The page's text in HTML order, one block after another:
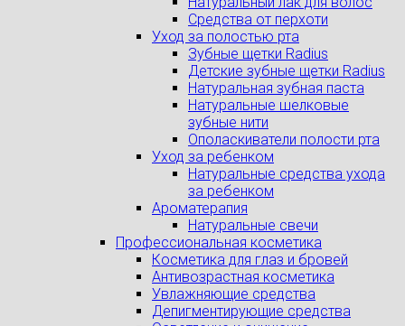
Средства от перхоти
Уход за полостью рта
Зубные щетки Radius
Детские зубные щетки Radius
Натуральная зубная паста
Натуральные шелковые
зубные нити
Ополаскиватели полости рта
Уход за ребенком
Натуральные средства ухода
за ребенком
Ароматерапия
Натуральные свечи
Профессиональная косметика
Косметика для глаз и бровей
Антивозрастная косметика
Увлажняющие средства
Депигментирующие средства